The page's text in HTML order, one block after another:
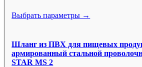
Выбрать параметры →
Шланг из ПВХ для пищевых
армированный стальной
STAR MS 2